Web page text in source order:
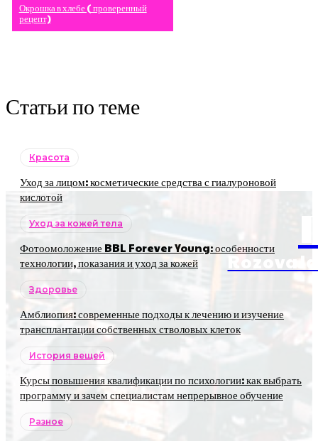
Окрошка в хлебе ( проверенный
рецепт)
Статьи по теме
Красота
Уход за лицом: косметические средства с гиалуроновой
кислотой
Уход за кожей тела
Фотоомоложение BBL Forever Young: особенности
технологии, показания и уход за кожей
Здоровье
Амблиопия: современные подходы к лечению и изучение
трансплантации собственных стволовых клеток
История вещей
Курсы повышения квалификации по психологии: как выбрать
программу и зачем специалистам непрерывное обучение
Разное